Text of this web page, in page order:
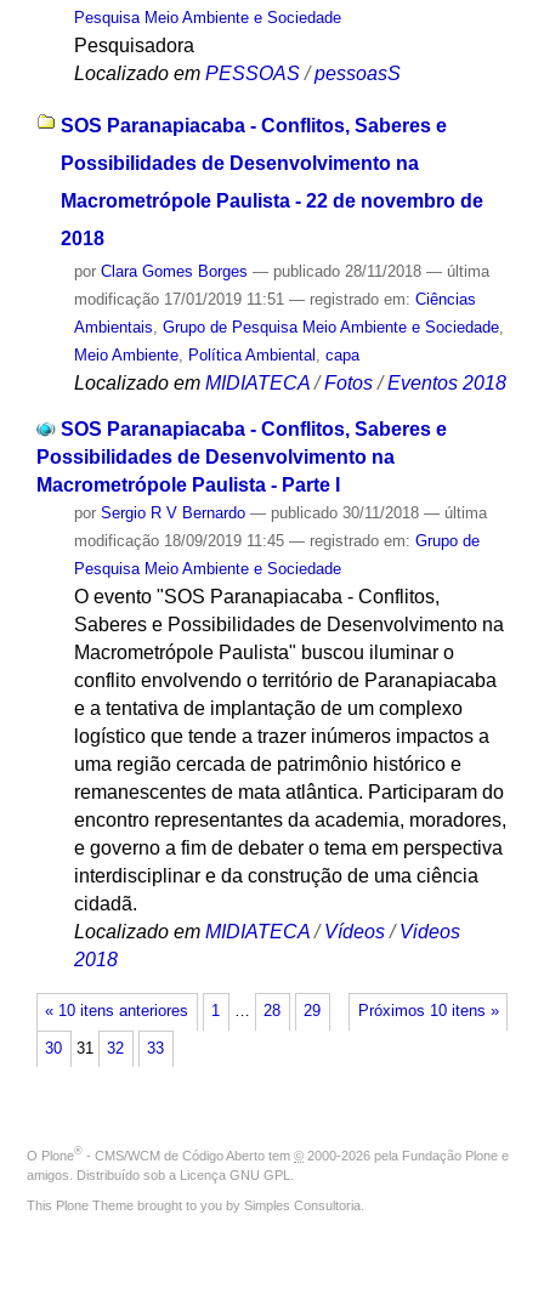
Pesquisa Meio Ambiente e Sociedade
Pesquisadora
Localizado em PESSOAS /pessoasS
SOS Paranapiacaba - Conflitos, Saberes e
Possibilidades de Desenvolvimento na
Macrometrópole Paulista - 22 de novembro de
2018
por Clara Gomes Borges — publicado28/11/2018 — última
modificação17/01/2019 11:51 — registrado em: Ciências
Ambientais Grupo de Pesquisa Meio Ambiente e Sociedade,
Meio Ambiente, Política Ambiental capa
Localizado em MIDIATECA /Fotos /Eventos 2018
SOS Paranapiacaba - Conflitos, Saberes e
Possibilidades de Desenvolvimento na
Macrometrópole Paulista - Parte I
por Sergio R V Bernardo — publicado30/11/2018 — última
modificação18/09/2019 11:45 — registrado em: Grupo de
Pesquisa Meio Ambiente e Sociedade
O evento "SOS Paranapiacaba - Conflitos,
Saberes e Possibilidades de Desenvolvimento na
Macrometrópole Paulista" buscou iluminar o
conflito envolvendo o território de Paranapiacaba
e a tentativa de implantação de um complexo
logístico que tende a trazer inúmeros impactos a
uma região cercada de patrimônio histórico e
remanescentes de mata atlântica. Participaram do
encontro representantes da academia, moradores,
e governo a fim de debater o tema em perspectiva
interdisciplinar e da construção de uma ciência
cidadã.
Localizado em MIDIATECA /Vídeos /Videos
2018
« 10 itens anteriores Próximos 10 itens »
1 … 28 29
30 31 32 33
O Plone® - CMS/WCM de Código Aberto tem © 2000-2026 pela Fundação Plone e
amigos. Distribuído sob a Licença GNU GPL
This Plone Theme brought to you by Simples Consultoria